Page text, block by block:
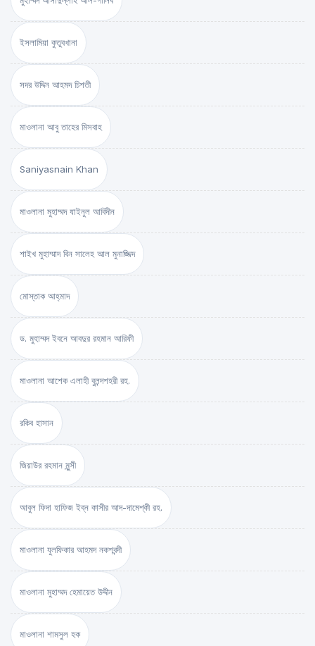
ইসলামিয়া কুতুবখানা
সদর উদ্দিন আহমদ চিশতী
মাওলানা আবু তাহের মিসবাহ
Saniyasnain Khan
মাওলানা মুহাম্মদ যাইনুল আবিদীন
শাইখ মুহাম্মাদ বিন সালেহ আল মুনাজ্জিদ
মোস্তাক আহ্‌মাদ
ড. মুহাম্মদ ইবনে আবদুর রহমান আরিফী
মাওলানা আশেক এলাহী বুলন্দশহরী রহ.
রকিব হাসান
জিয়াউর রহমান মুন্সী
আবুল ফিদা হাফিজ ইব্‌ন কাসীর আদ-দামেশ্‌কী রহ.
মাওলানা যুলফিকার আহমদ নকশবন্দী
মাওলানা মুহাম্মদ হেমায়েত উদ্দীন
মাওলানা শামসুল হক